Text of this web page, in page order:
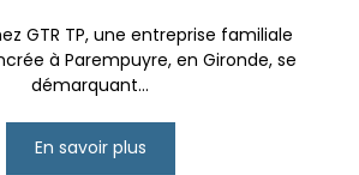
GTR TP, une entreprise familiale
à Parempuyre, en Gironde, se
démarquant...
En savoir plus